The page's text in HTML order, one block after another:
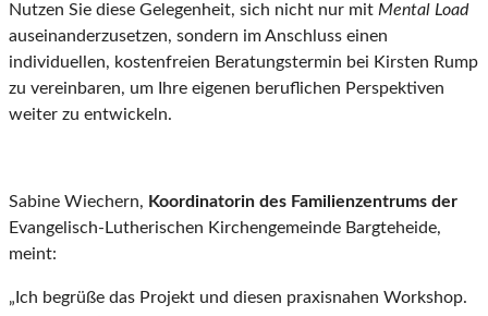
Nutzen Sie diese Gelegenheit, sich nicht nur mit Mental Load
auseinanderzusetzen, sondern im Anschluss einen
individuellen, kostenfreien Beratungstermin bei Kirsten Rump
zu vereinbaren, um Ihre eigenen beruflichen Perspektiven
weiter zu entwickeln.
Sabine Wiechern, Koordinatorin des Familienzentrums der
Evangelisch-Lutherischen Kirchengemeinde Bargteheide,
meint:
„Ich begrüße das Projekt und diesen praxisnahen Workshop.